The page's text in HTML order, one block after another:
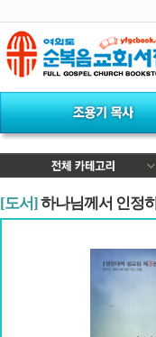
[도서]하나님께서 인정